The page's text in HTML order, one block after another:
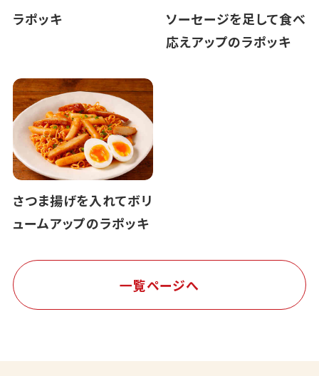
ラポッキ
ソーセージを足して食べ
応えアップのラポッキ
さつま揚げを入れてボリ
ュームアップのラポッキ
一覧ページへ